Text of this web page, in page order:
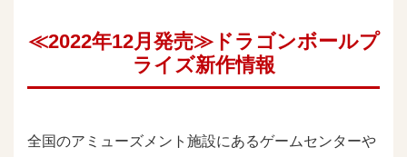
≪2022年12月発売≫ドラゴンボールプ
ライズ新作情報
全国のアミューズメント施設にあるゲームセンターや